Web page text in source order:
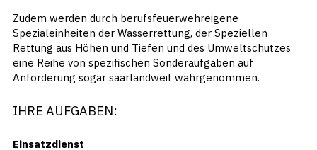
Zudem werden durch berufsfeuerwehreigene
Spezialeinheiten der Wasserrettung, der Speziellen
Rettung aus Höhen und Tiefen und des Umweltschutzes
eine Reihe von spezifischen Sonderaufgaben auf
Anforderung sogar saarlandweit wahrgenommen.
IHRE AUFGABEN:
Einsatzdienst